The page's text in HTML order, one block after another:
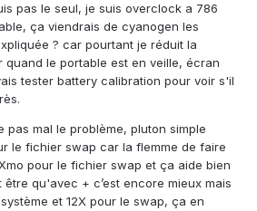
pas le seul, je suis overclock a 786
ça viendrais de cyanogen les
? car pourtant je réduit la
le portable est en veille, écran
tester battery calibration pour voir s'il
pas mal le problème, pluton simple
le fichier swap car la flemme de faire
pour le fichier swap et ça aide bien
qu'avec + c’est encore mieux mais
et 12X pour le swap, ça en